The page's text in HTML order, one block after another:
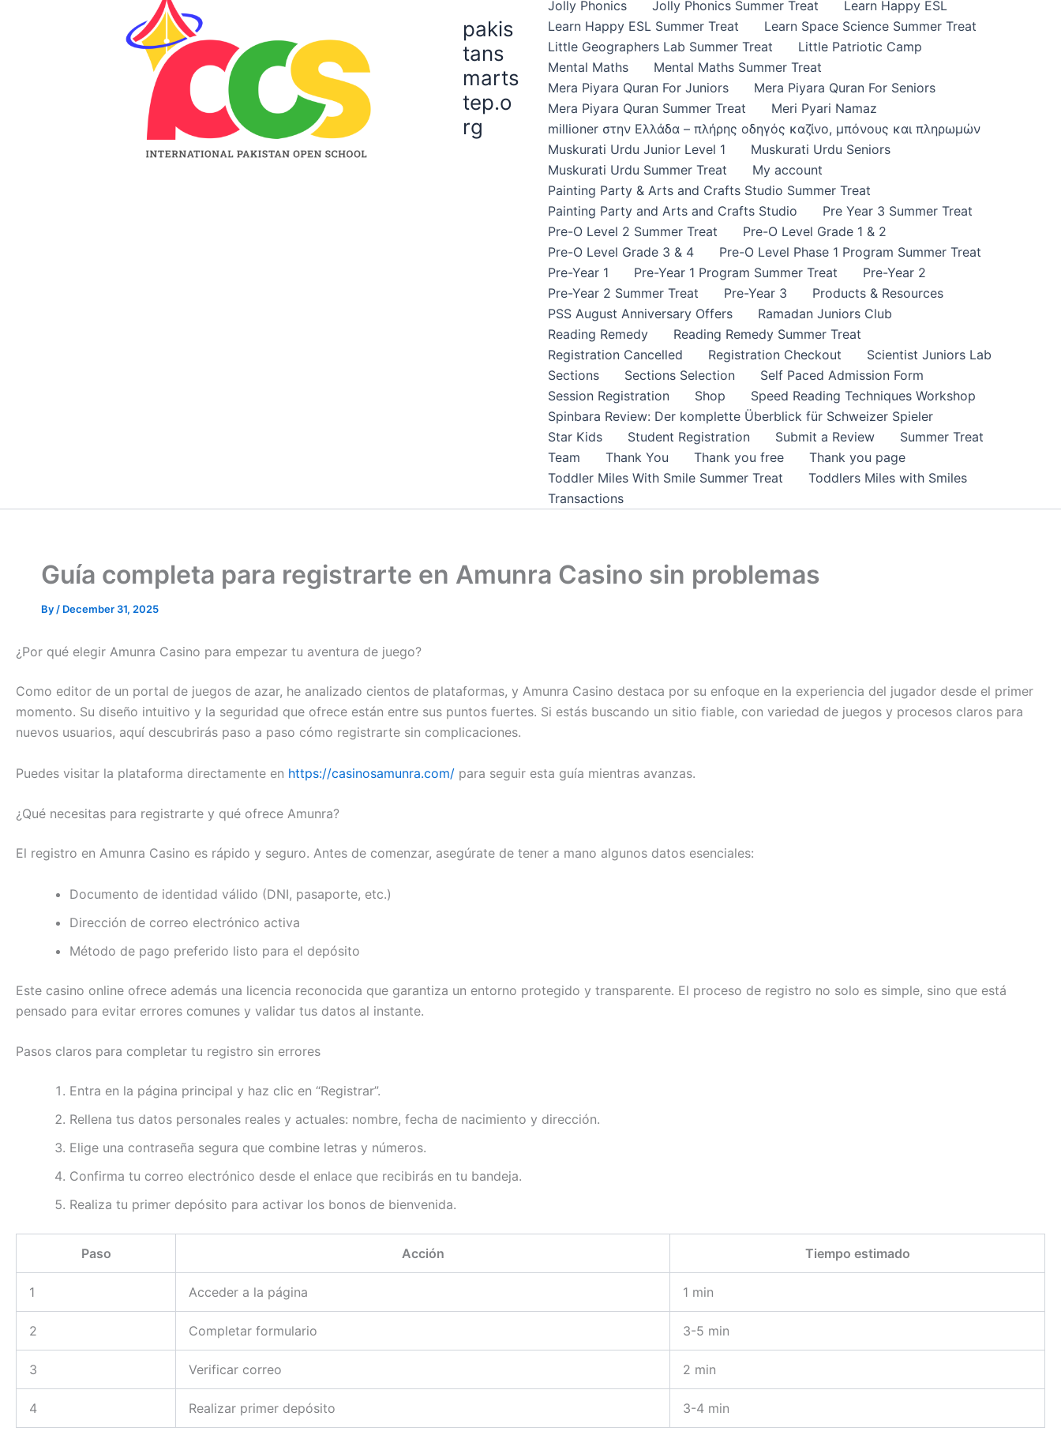
pakis
tans
marts
tep.o
rg
Jolly Phonics
Jolly Phonics Summer Treat
Learn Happy ESL
Learn Happy ESL Summer Treat
Learn Space Science Summer Treat
Little Geographers Lab Summer Treat
Little Patriotic Camp
Mental Maths
Mental Maths Summer Treat
Mera Piyara Quran For Juniors
Mera Piyara Quran For Seniors
Mera Piyara Quran Summer Treat
Meri Pyari Namaz
millioner στην Ελλάδα – πλήρης οδηγός καζίνο, μπόνους και πληρωμών
Muskurati Urdu Junior Level 1
Muskurati Urdu Seniors
Muskurati Urdu Summer Treat
My account
Painting Party & Arts and Crafts Studio Summer Treat
Painting Party and Arts and Crafts Studio
Pre Year 3 Summer Treat
Pre-O Level 2 Summer Treat
Pre-O Level Grade 1 & 2
Pre-O Level Grade 3 & 4
Pre-O Level Phase 1 Program Summer Treat
Pre-Year 1
Pre-Year 1 Program Summer Treat
Pre-Year 2
Pre-Year 2 Summer Treat
Pre-Year 3
Products & Resources
PSS August Anniversary Offers
Ramadan Juniors Club
Reading Remedy
Reading Remedy Summer Treat
Registration Cancelled
Registration Checkout
Scientist Juniors Lab
Sections
Sections Selection
Self Paced Admission Form
Session Registration
Shop
Speed Reading Techniques Workshop
Spinbara Review: Der komplette Überblick für Schweizer Spieler
Star Kids
Student Registration Submit a Review
Summer Treat
Team
Thank You Thank you free
Thank you page
Toddler Miles With Smile Summer Treat
Toddlers Miles with Smiles
Transactions
Guía completa para registrarte en Amunra Casino sin problemas
By / December 31, 2025
¿Por qué elegir Amunra Casino para empezar tu aventura de juego?
Como editor de un portal de juegos de azar, he analizado cientos de plataformas, y Amunra Casino destaca por su enfoque en la experiencia del jugador desde el primer
momento. Su diseño intuitivo y la seguridad que ofrece están entre sus puntos fuertes. Si estás buscando un sitio fiable, con variedad de juegos y procesos claros para
nuevos usuarios, aquí descubrirás paso a paso cómo registrarte sin complicaciones.
Puedes visitar la plataforma directamente en https://casinosamunra.com/ para seguir esta guía mientras avanzas.
¿Qué necesitas para registrarte y qué ofrece Amunra?
El registro en Amunra Casino es rápido y seguro. Antes de comenzar, asegúrate de tener a mano algunos datos esenciales:
Documento de identidad válido (DNI, pasaporte, etc.)
Dirección de correo electrónico activa
Método de pago preferido listo para el depósito
Este casino online ofrece además una licencia reconocida que garantiza un entorno protegido y transparente. El proceso de registro no solo es simple, sino que está
pensado para evitar errores comunes y validar tus datos al instante.
Pasos claros para completar tu registro sin errores
Entra en la página principal y haz clic en “Registrar”.
Rellena tus datos personales reales y actuales: nombre, fecha de nacimiento y dirección.
Elige una contraseña segura que combine letras y números.
Confirma tu correo electrónico desde el enlace que recibirás en tu bandeja.
Realiza tu primer depósito para activar los bonos de bienvenida.
Paso Acción Tiempo estimado
1 Acceder a la página 1 min
2 Completar formulario 3-5 min
3 Verificar correo 2 min
4 Realizar primer depósito 3-4 min